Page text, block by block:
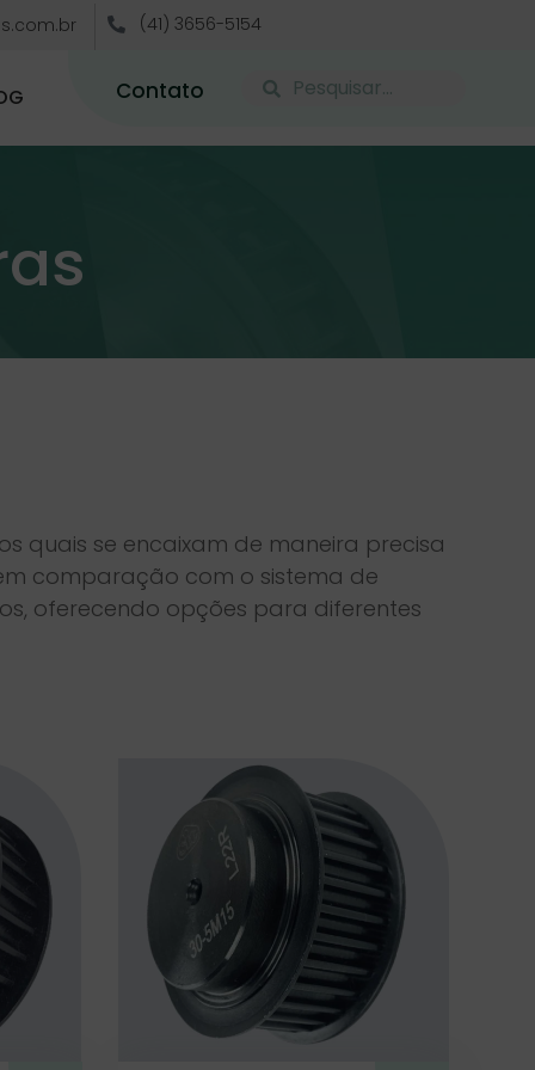
(41) 3656-5154
Contato
quais se encaixam de maneira precisa
comparação com o sistema de
oferecendo opções para diferentes